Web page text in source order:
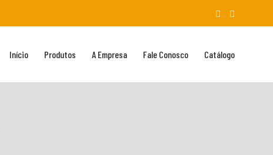
Início Produtos A Empresa Fale Conosco Catálogo